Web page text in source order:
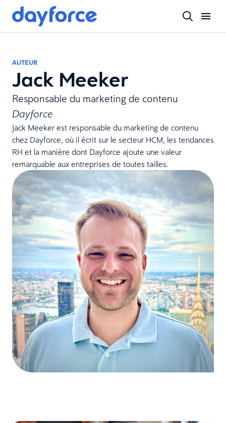
AUTEUR
Jack Meeker
Responsable du marketing de contenu
Dayforce
Jack Meeker est responsable du marketing de contenu
chez Dayforce, où il écrit sur le secteur HCM, les tendances
RH et la manière dont Dayforce ajoute une valeur
remarquable aux entreprises de toutes tailles.